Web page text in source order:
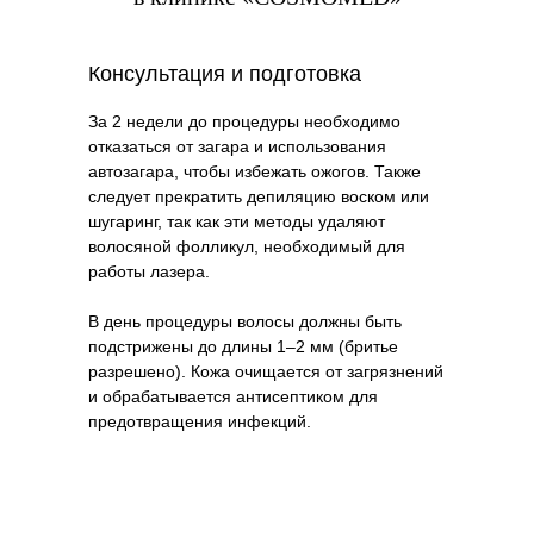
За 2 недели до процедуры необходимо
отказаться от загара и использования
автозагара, чтобы избежать ожогов. Также
следует прекратить депиляцию воском или
шугаринг, так как эти методы удаляют
волосяной фолликул, необходимый для
работы лазера.
В день процедуры волосы должны быть
подстрижены до длины 1–2 мм (бритье
разрешено). Кожа очищается от загрязнений
и обрабатывается антисептиком для
предотвращения инфекций.
Консультация и подготовка